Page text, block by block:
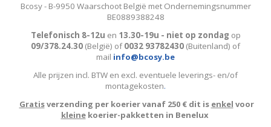
Bcosy - B-9950 Waarschoot België met Ondernemingsnummer
BE0889388248
Telefonisch 8-12u en 13.30-19u - niet op zondag op
09/378.24.30 (België) of0032 93782430 (Buitenland) of
mail info@bcosy.be
Alle prijzen incl. BTW en excl. eventuele leverings- en/of
montagekosten.
Gratisverzending per koerier vanaf 250 € dit is enkel voor
kleinekoerier-pakketten in Benelux